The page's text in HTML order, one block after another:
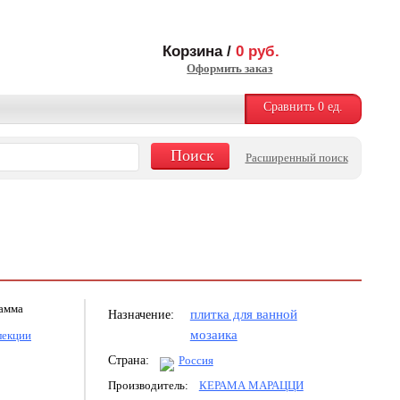
Корзина /0 руб.
Оформить заказ
Сравнить 0ед.
Расширенный поиск
Назначение:
плитка для ванной
мозаика
Страна:
Россия
Производитель:
КЕРАМА МАРАЦЦИ